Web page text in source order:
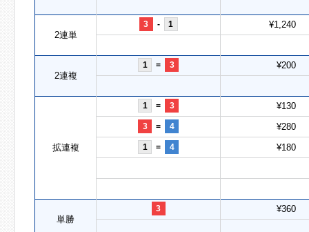
2連単
3 - 1 ¥1,240
2連複
1 = 3 ¥200
拡連複
1 = 3 ¥130
3 = 4 ¥280
1 = 4 ¥180
単勝
3 ¥360